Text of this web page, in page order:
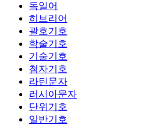
독일어
히브리어
괄호기호
학술기호
기술기호
첨자기호
라틴문자
러시아문자
단위기호
일반기호